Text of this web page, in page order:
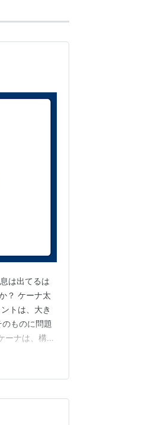
は出てるは
？ ケーナ太
トは、大き
ものに問題
ーナは、構造
例えば、体